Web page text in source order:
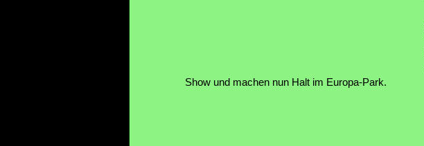
Show und machen nun Halt im Europa-Park.